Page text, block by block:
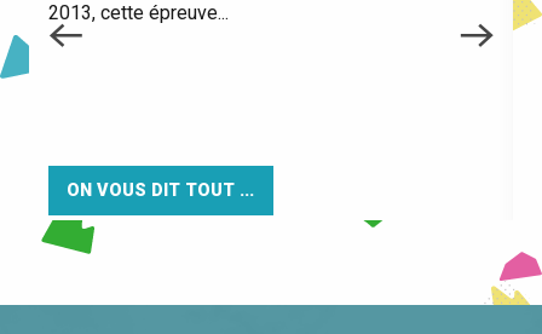
2013, cette épreuve...
ON VOUS DIT TOUT ...